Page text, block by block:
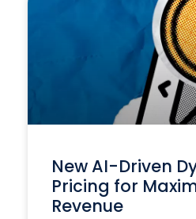
New AI-Driven
Pricing for
Revenue